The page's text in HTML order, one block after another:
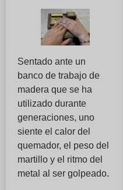
Sentado ante un
banco de trabajo de
madera que se ha
utilizado durante
generaciones, uno
siente el calor del
quemador, el peso del
martillo y el ritmo del
metal al ser golpeado.